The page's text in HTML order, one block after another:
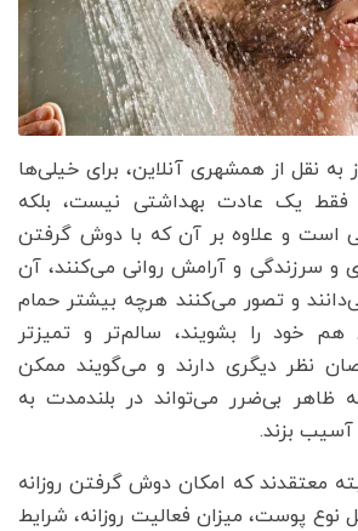
به نقل از همشهری آنلاین، برای خیلی‌ها
فقط یک عادت بهداشتی نیست، بلکه
است و علاوه بر آن که با دوش گرفتن
و سرزندگی و آرامش روانی می‌کنند، آن
و تصور می‌کنند هرچه بیشتر حمام
خود را بشویند، سالم‌تر و تمیزتر
نظر دیگری دارند و می‌گویند ممکن
ظاهر بی‌ضرر می‌تواند در بلندمدت به
بزند.
معتقدند که امکان دوش گرفتن روزانه
نوع پوست، میزان فعالیت روزانه، شرایط